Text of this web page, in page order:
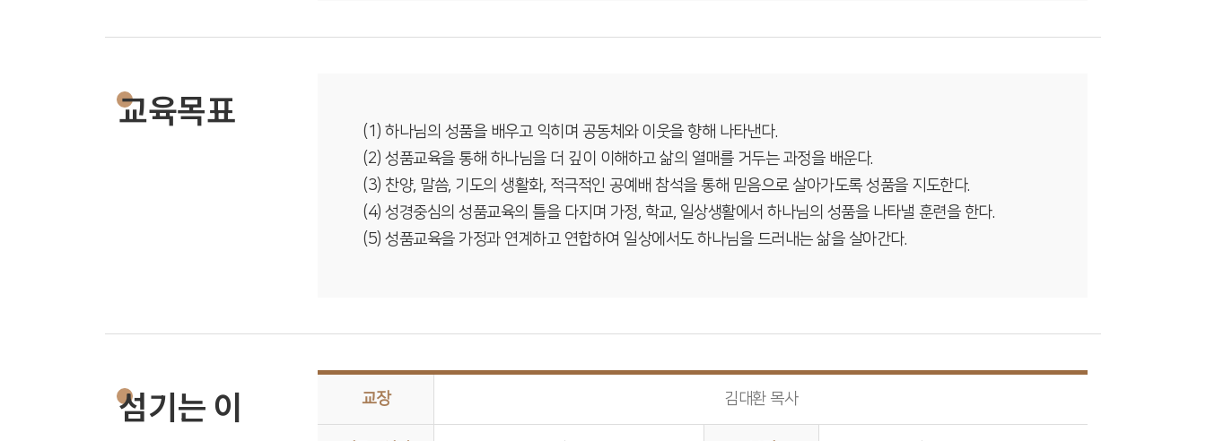
교육목표
(1) 하나님의 성품을 배우고 익히며 공동체와 이웃을 향해 나타낸다.
(2) 성품교육을 통해 하나님을 더 깊이 이해하고 삶의 열매를 거두는 과정을 배운다.
(3) 찬양, 말씀, 기도의 생활화, 적극적인 공예배 참석을 통해 믿음으로 살아가도록 성품을 지도한다.
(4) 성경중심의 성품교육의 틀을 다지며 가정, 학교, 일상생활에서 하나님의 성품을 나타낼 훈련을 한다.
(5) 성품교육을 가정과 연계하고 연합하여 일상에서도 하나님을 드러내는 삶을 살아간다.
섬기는 이 교장 김대환 목사